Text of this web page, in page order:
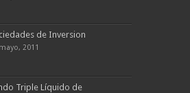
de Inversion
2011
Triple Líquido de